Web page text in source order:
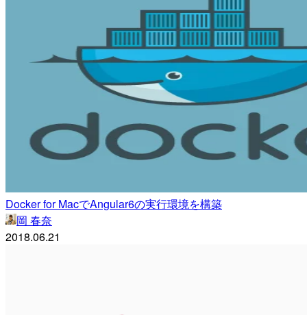
Docker for MacでAngular6の実行環境を構築
岡 春奈
2018.06.21